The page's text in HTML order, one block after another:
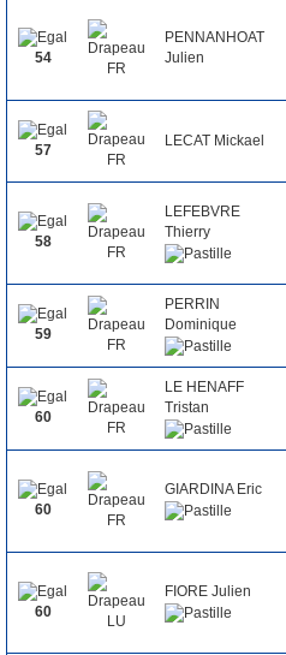
54
PENNANHOAT
Julien
57
LECAT Mickael
58
LEFEBVRE
Thierry
59
PERRIN
Dominique
60
LE HENAFF
Tristan
60
GIARDINA Eric
60
FIORE Julien